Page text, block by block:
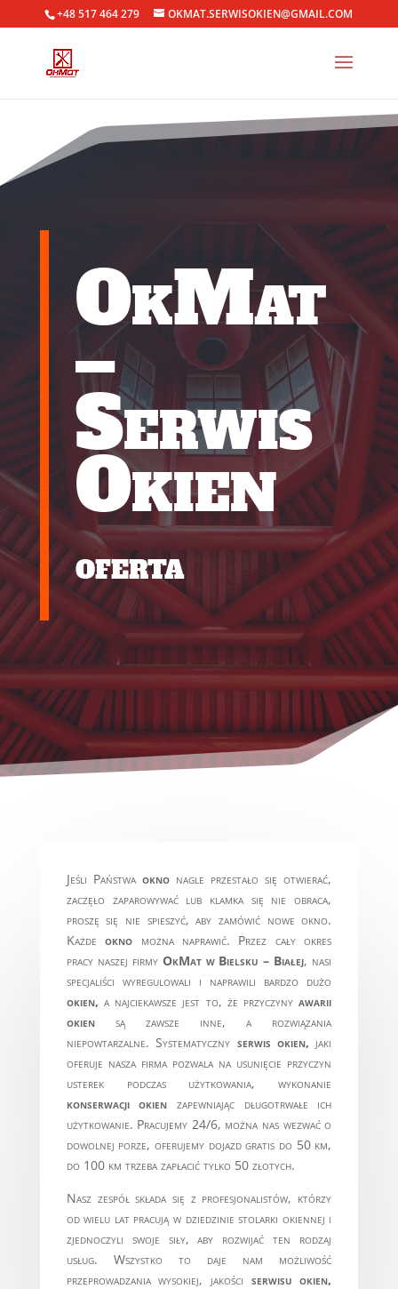
+48 517 464 279 OKMAT.SERWISOKIEN@GMAIL.COM
OkMat
–
Serwis
Okien
oferta
Jeśli Państwa oknonagle przestało się otwierać,
zaczęło zaparowywać lub klamka się nie obraca,
proszę się nie spieszyć, aby zamówić nowe okno.
Każdeokno można naprawić. Przez cały okres
pracy naszej firmy OkMat w Bielsku – Białej, nasi
specjaliści wyregulowali i naprawili bardzo dużo
okien, a najciekawsze jest to, że przyczyny awarii
okiensą zawsze inne, a rozwiązania
niepowtarzalne. Systematyczny serwis okien, jaki
oferuje nasza firma pozwala na usunięcie przyczyn
usterek podczas użytkowania, wykonanie
konserwacji okien zapewniając długotrwałe ich
użytkowanie. Pracujemy 24/6, można nas wezwać o
dowolnej porze, oferujemy dojazd gratis do 50 km,
do 100 km trzeba zapłacić tylko 50 złotych.
Nasz zespół składa się z profesjonalistów, którzy
od wielu lat pracują w dziedzinie stolarki okiennej i
zjednoczyli swoje siły, aby rozwijać ten rodzaj
usług. Wszystko to daje nam możliwość
przeprowadzania wysokiej, jakości serwisu okien,